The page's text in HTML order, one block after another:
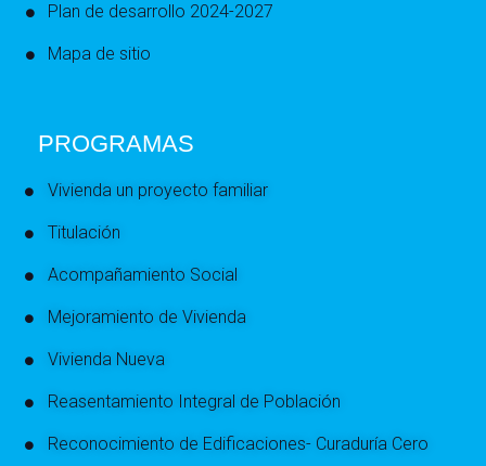
Plan de desarrollo 2024-2027
Mapa de sitio
PROGRAMAS
Vivienda un proyecto familiar
Titulación
Acompañamiento Social
Mejoramiento de Vivienda
Vivienda Nueva
Reasentamiento Integral de Población
Reconocimiento de Edificaciones- Curaduría Cero